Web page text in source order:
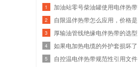
1
2
3 厚输油管线绝缘电伴热带的选型
4
5 自控温电伴热带规范性引用文件